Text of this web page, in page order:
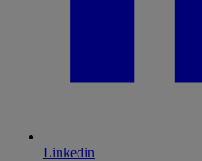
Linkedin